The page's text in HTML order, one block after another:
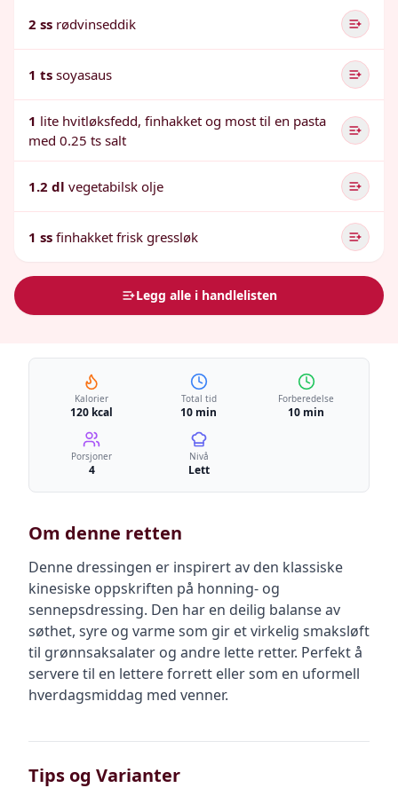
2 ss rødvinseddik
1 ts soyasaus
1 lite hvitløksfedd, finhakket og most til en pasta
med 0.25 ts salt
1.2 dl vegetabilsk olje
1 ss finhakket frisk gressløk
Legg alle i handlelisten
Kalorier
120 kcal
Total tid
10 min
Forberedelse
10 min
Porsjoner
4
Nivå
Lett
Om denne retten
Denne dressingen er inspirert av den klassiske
kinesiske oppskriften på honning- og
sennepsdressing. Den har en deilig balanse av
søthet, syre og varme som gir et virkelig smaksløft
til grønnsaksalater og andre lette retter. Perfekt å
servere til en lettere forrett eller som en uformell
hverdagsmiddag med venner.
Tips og Varianter